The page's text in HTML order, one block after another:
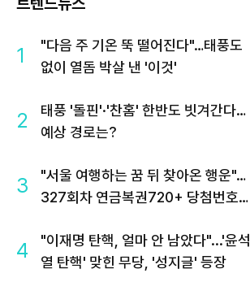
1
"다음 주 기온 뚝 떨어진다"…태풍도
없이 열돔 박살 낸 '이것'
2
태풍 '돌핀'·'찬홈' 한반도 빗겨간다…
예상 경로는?
3
"서울 여행하는 꿈 뒤 찾아온 행운"…
327회차 연금복권720+ 당첨번호조
4
"이재명 탄핵, 얼마 안 남았다"...'윤석
열 탄핵' 맞힌 무당, '성지글' 등장